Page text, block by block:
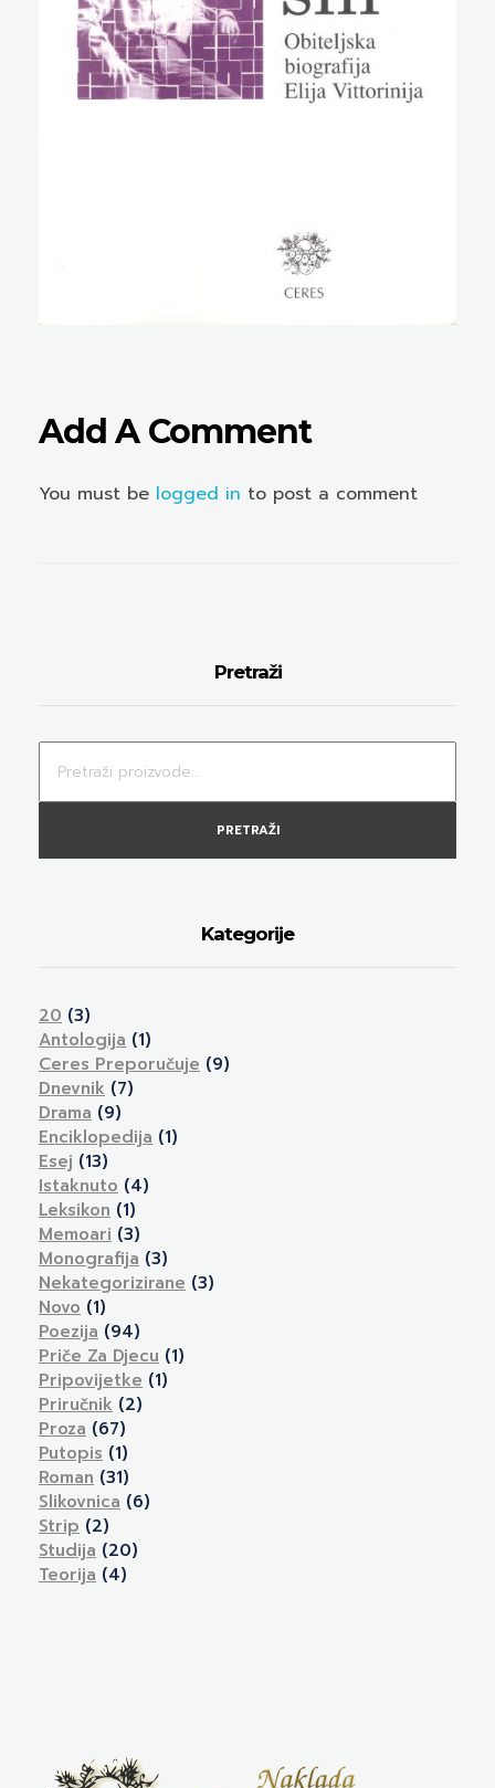
Add A Comment
You must be logged in to post a comment
Pretraži
PRETRAŽI
Kategorije
20 (3)
Antologija (1)
Ceres Preporučuje (9)
Dnevnik (7)
Drama (9)
Enciklopedija (1)
Esej (13)
Istaknuto (4)
Leksikon (1)
Memoari (3)
Monografija (3)
Nekategorizirane (3)
Novo (1)
Poezija (94)
Priče Za Djecu (1)
Pripovijetke (1)
Priručnik (2)
Proza (67)
Putopis (1)
Roman (31)
Slikovnica (6)
Strip (2)
Studija (20)
Teorija (4)